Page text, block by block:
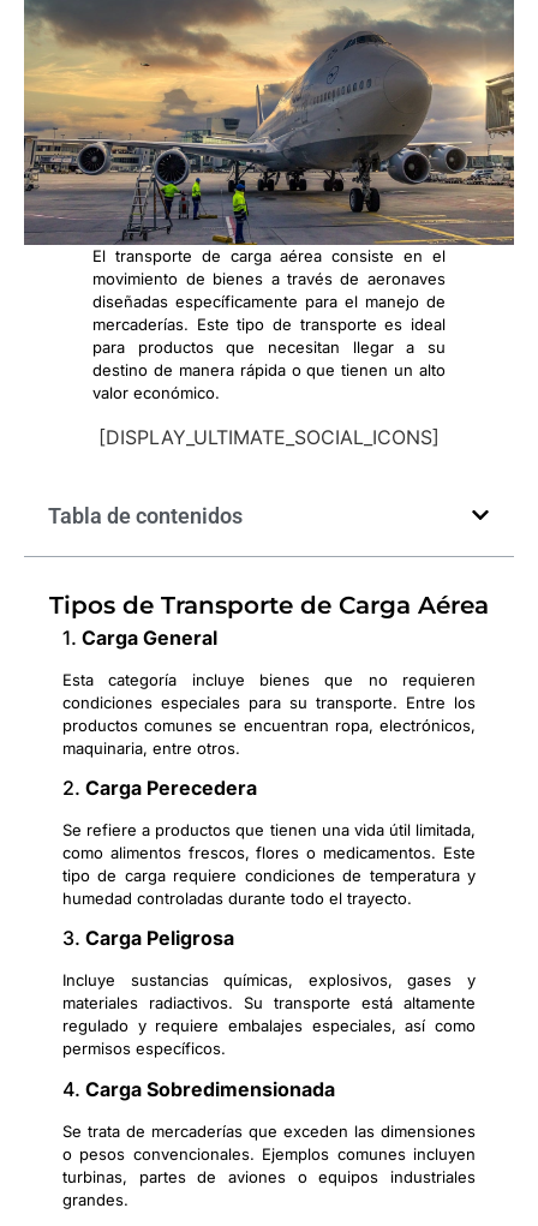
El transporte de carga aérea consiste en el
movimiento de bienes a través de aeronaves
diseñadas específicamente para el manejo de
mercaderías. Este tipo de transporte es ideal
para productos que necesitan llegar a su
destino de manera rápida o que tienen un alto
valor económico.
[DISPLAY_ULTIMATE_SOCIAL_ICONS]
Tabla de contenidos
Tipos de Transporte de Carga Aérea
1. Carga General
Esta categoría incluye bienes que no requieren
condiciones especiales para su transporte. Entre los
productos comunes se encuentran ropa, electrónicos,
maquinaria, entre otros.
2. Carga Perecedera
Se refiere a productos que tienen una vida útil limitada,
como alimentos frescos, flores o medicamentos. Este
tipo de carga requiere condiciones de temperatura y
humedad controladas durante todo el trayecto.
3. Carga Peligrosa
Incluye sustancias químicas, explosivos, gases y
materiales radiactivos. Su transporte está altamente
regulado y requiere embalajes especiales, así como
permisos específicos.
4. Carga Sobredimensionada
Se trata de mercaderías que exceden las dimensiones
o pesos convencionales. Ejemplos comunes incluyen
turbinas, partes de aviones o equipos industriales
grandes.